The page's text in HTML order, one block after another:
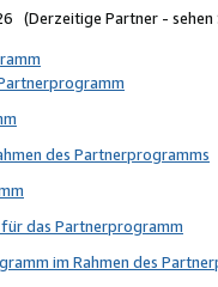
(Derzeitige Partner - sehen
des Partnerprogramms
das Partnerprogramm
im Rahmen des